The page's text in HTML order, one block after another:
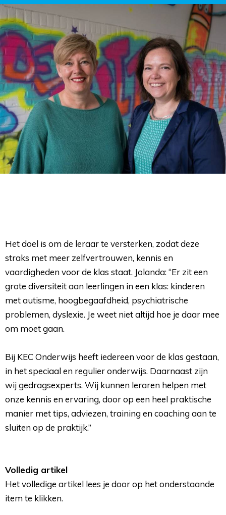
Het doel is om de leraar te versterken, zodat deze
straks met meer zelfvertrouwen, kennis en
vaardigheden voor de klas staat. Jolanda: “Er zit een
grote diversiteit aan leerlingen in een klas: kinderen
met autisme, hoogbegaafdheid, psychiatrische
problemen, dyslexie. Je weet niet altijd hoe je daar mee
om moet gaan.
Bij KEC Onderwijs heeft iedereen voor de klas gestaan,
in het speciaal en regulier onderwijs. Daarnaast zijn
wij gedragsexperts. Wij kunnen leraren helpen met
onze kennis en ervaring, door op een heel praktische
manier met tips, adviezen, training en coaching aan te
sluiten op de praktijk.”
Volledig artikel
Het volledige artikel lees je door op het onderstaande
item te klikken.